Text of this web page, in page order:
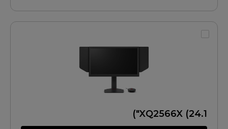
XQ2566X (24.1")